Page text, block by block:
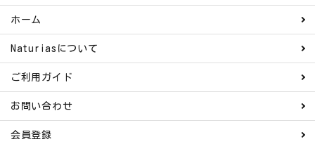
ホーム
Naturiasについて
ご利用ガイド
お問い合わせ
会員登録